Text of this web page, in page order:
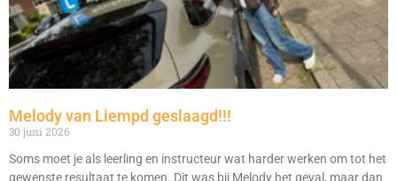
Melody van Liempd geslaagd!!!
30 juni 2026
Soms moet je als leerling en instructeur wat harder werken om tot het
gewenste resultaat te komen. Dit was bij Melody het geval, maar dan